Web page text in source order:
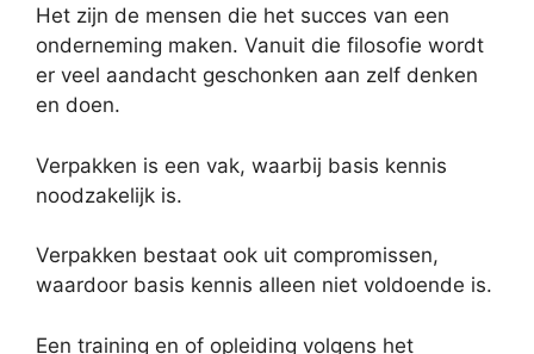
Het zijn de mensen die het succes van een
onderneming maken. Vanuit die filosofie wordt
er veel aandacht geschonken aan zelf denken
en doen.
Verpakken is een vak, waarbij basis kennis
noodzakelijk is.
Verpakken bestaat ook uit compromissen,
waardoor basis kennis alleen niet voldoende is.
Een training en of opleiding volgens het